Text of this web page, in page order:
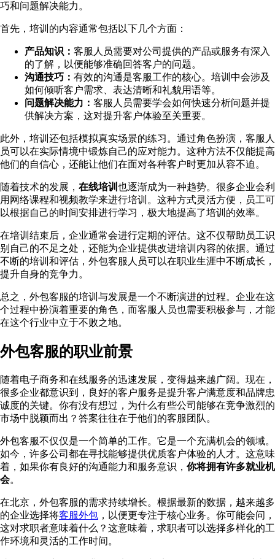
巧和问题解决能力。
首先，培训的内容通常包括以下几个方面：
产品知识： 客服人员需要对公司提供的产品或服务有深入
的了解，以便能够准确回答客户的问题。
沟通技巧： 有效的沟通是客服工作的核心。培训中会涉及
如何倾听客户需求、表达清晰和礼貌用语等。
问题解决能力： 客服人员需要学会如何快速分析问题并提
供解决方案，这对提升客户体验至关重要。
此外，培训还包括模拟真实场景的练习。通过角色扮演，客服人
员可以在实际情境中锻炼自己的应对能力。这种方法不仅能提高
他们的自信心，还能让他们在面对各种客户时更加从容不迫。
随着技术的发展， 在线培训 也逐渐成为一种趋势。很多企业会利
用网络课程和视频教学来进行培训。这种方式灵活方便，员工可
以根据自己的时间安排进行学习，极大地提高了培训的效率。
在培训结束后，企业通常会进行定期的评估。这不仅帮助员工识
别自己的不足之处，还能为企业提供改进培训内容的依据。通过
不断的培训和评估，外包客服人员可以在职业生涯中不断成长，
提升自身的竞争力。
总之，外包客服的培训与发展是一个不断演进的过程。企业在这
个过程中扮演着重要的角色，而客服人员也需要积极参与，才能
在这个行业中立于不败之地。
外包客服的职业前景
随着电子商务和在线服务的迅速发展，变得越来越广阔。现在，
很多企业都意识到，良好的客户服务是提升客户满意度和品牌忠
诚度的关键。你有没有想过，为什么有些公司能够在竞争激烈的
市场中脱颖而出？答案往往在于他们的客服团队。
外包客服不仅仅是一个简单的工作。它是一个充满机会的领域。
如今，许多公司都在寻找能够提供优质客户体验的人才。这意味
着，如果你有良好的沟通能力和服务意识， 你将拥有许多就业机
会。
在北京，外包客服的需求持续增长。根据最新的数据，越来越多
的企业选择将客服外包 ，以便更专注于核心业务。你可能会问，
这对求职者意味着什么？这意味着，求职者可以选择多样化的工
作环境和灵活的工作时间。